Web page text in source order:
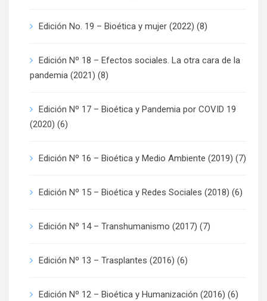
Edición No. 19 – Bioética y mujer (2022) (8)
Edición Nº 18 – Efectos sociales. La otra cara de la
pandemia (2021) (8)
Edición Nº 17 – Bioética y Pandemia por COVID 19
(2020) (6)
Edición Nº 16 – Bioética y Medio Ambiente (2019) (7)
Edición Nº 15 – Bioética y Redes Sociales (2018) (6)
Edición Nº 14 – Transhumanismo (2017) (7)
Edición Nº 13 – Trasplantes (2016) (6)
Edición Nº 12 – Bioética y Humanización (2016) (6)